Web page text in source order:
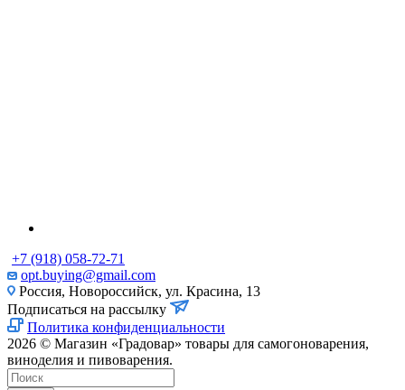
+7 (918) 058-72-71
opt.buying@gmail.com
Россия, Новороссийск, ул. Красина, 13
Подписаться на рассылку
Политика конфиденциальности
2026 © Магазин «Градовар» товары для самогоноварения,
виноделия и пивоварения.